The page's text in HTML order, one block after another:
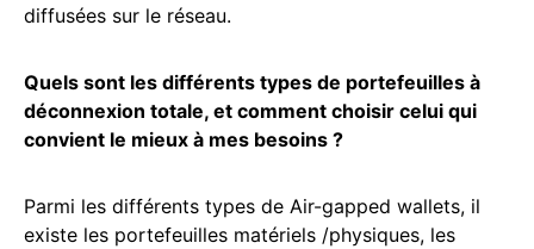
diffusées sur le réseau.
Quels sont les différents types de portefeuilles à
déconnexion totale, et comment choisir celui qui
convient le mieux à mes besoins ?
Parmi les différents types de Air-gapped wallets, il
existe les portefeuilles matériels /physiques, les